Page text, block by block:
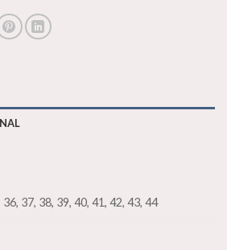
36, 37, 38, 39, 40, 41, 42, 43, 44